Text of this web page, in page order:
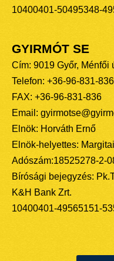
10400401-50495348-
GYIRMÓT SE
Cím: 9019 Győr, Ménfői
Telefon: +36-96-831-836
FAX: +36-96-831-836
Email:
Elnök: Horváth Ernő
Elnök-helyettes:
Adószám:18525278-2-
Bírósági bejegyzés:
K&H Bank Zrt.
10400401-49565151-